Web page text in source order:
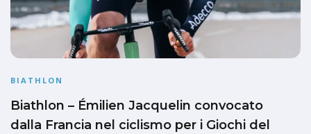
BIATHLON
Biathlon – Émilien Jacquelin convocato
dalla Francia nel ciclismo per i Giochi del